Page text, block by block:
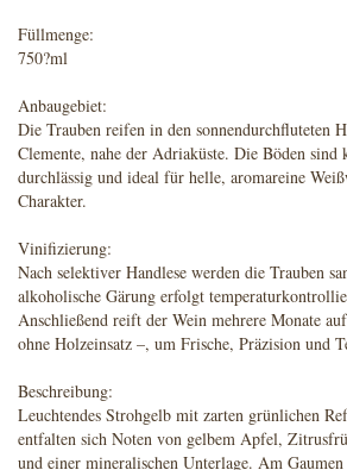
Füllmenge:
750?ml
Anbaugebiet:
Die Trauben reifen in den sonnendurchfluteten
Clemente, nahe der Adriaküste. Die Böden
durchlässig und ideal für helle, aromareine
Charakter.
Vinifizierung:
Nach selektiver Handlese werden die Trauben
alkoholische Gärung erfolgt
Anschließend reift der Wein mehrere Monate
ohne Holzeinsatz –, um Frische, Präzision und
Beschreibung:
Leuchtendes Strohgelb mit zarten grünlichen
entfalten sich Noten von gelbem Apfel,
und einer mineralischen Unterlage. Am